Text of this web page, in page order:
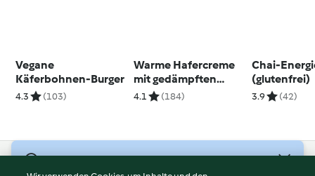
Vegane
Käferbohnen-Burger
4.3 (103)
Warme Hafercreme
mit gedämpften
Birnen
4.1 (184)
Chai-
(glutenfrei)
3.9 (42)